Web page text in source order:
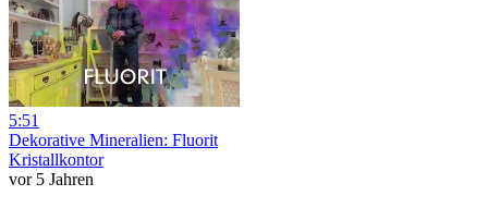
5:51
Dekorative Mineralien: Fluorit
Kristallkontor
vor 5 Jahren